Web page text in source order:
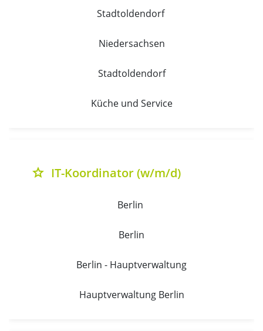
Stadtoldendorf
Niedersachsen
Stadtoldendorf
Küche und Service
grade IT-Koordinator (w/m/d)
Berlin
Berlin
Berlin - Hauptverwaltung
Hauptverwaltung Berlin